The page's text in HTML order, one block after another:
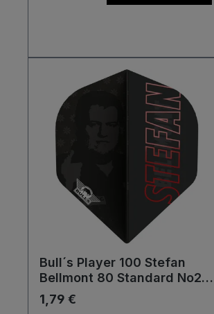
Bull´s Player 100 Stefan
Bellmont 80 Standard No2
Flights
1,79 €